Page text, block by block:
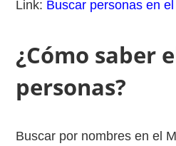
Link: Buscar personas en
¿Cómo saber
personas?
Buscar por nombres en el